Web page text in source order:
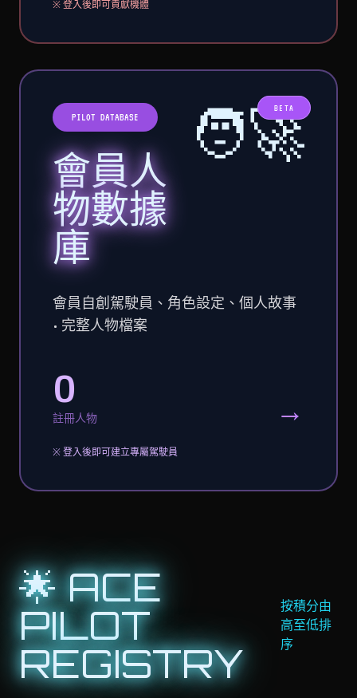
※ 登入後即可貢獻機體
BETA
PILOT DATABASE
會員人
物數據
庫
🧑‍🚀
會員自創駕駛員、角色設定、個人故事
• 完整人物檔案
0
註冊人物 →
※ 登入後即可建立專屬駕駛員
🌟 ACE
PILOT
REGISTRY
按積分由
高至低排
序